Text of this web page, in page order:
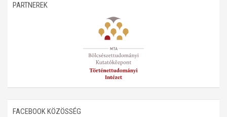
PARTNEREK
FACEBOOK KÖZÖSSÉG